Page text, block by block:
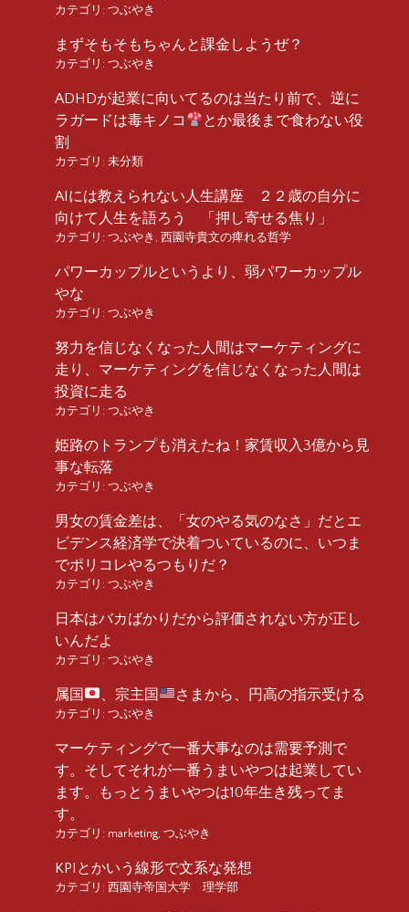
カテゴリ: つぶやき
まずそもそもちゃんと課金しようぜ？
カテゴリ: つぶやき
ADHDが起業に向いてるのは当たり前で、逆に
ラガードは毒キノコ
とか最後まで食わない役
割
カテゴリ: 未分類
AIには教えられない人生講座 ２２歳の自分に
向けて人生を語ろう 「押し寄せる焦り」
カテゴリ: つぶやき 西園寺貴文の痺れる哲学
パワーカップルというより、弱パワーカップル
やな
カテゴリ: つぶやき
努力を信じなくなった人間はマーケティングに
走り、マーケティングを信じなくなった人間は
投資に走る
カテゴリ: つぶやき
姫路のトランプも消えたね！家賃収入3億から見
事な転落
カテゴリ: つぶやき
男女の賃金差は、「女のやる気のなさ」だとエ
ビデンス経済学で決着ついているのに、いつま
でポリコレやるつもりだ？
カテゴリ: つぶやき
日本はバカばかりだから評価されない方が正し
いんだよ
カテゴリ: つぶやき
属国 、宗主国 さまから、円高の指示受ける
カテゴリ: つぶやき
マーケティングで一番大事なのは需要予測で
す。そしてそれが一番うまいやつは起業してい
ます。もっとうまいやつは10年生き残ってま
す。
カテゴリ: marketing つぶやき
KPIとかいう線形で文系な発想
カテゴリ: 西園寺帝国大学 理学部